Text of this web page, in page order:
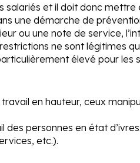
salariés et il doit donc mettre
une démarche de
ou une note de service,
ne sont légitimes
élevé pour les
en hauteur, ceux
des personnes en état
etc.).